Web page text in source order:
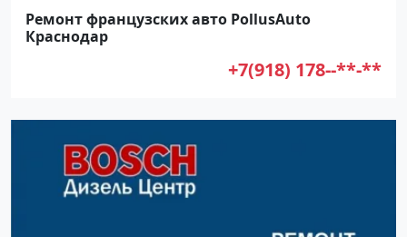
Ремонт французских авто PollusAuto
Краснодар
+7(918) 178--**-**